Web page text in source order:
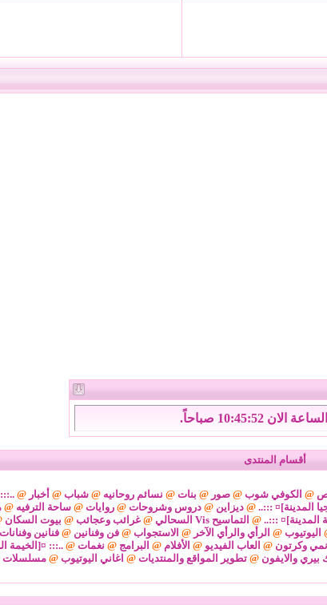
أقسام المنتدى
@ الكوفي شوب @صور @ بنات @ نسائم روحانيه @شباب @ أخبار @
المدينة]¤ :::.. @ ديزاين @ دروس وشروحات @ روايات @ ساحة الترفيه @
المدينة]¤ :::.. @ التماسيح Vis السحالي @غرائب وعجائب @ بيوت السكان
اليوتيوب @ الرأي والرأي الآخر @ الاستجواب @فن وفنانين @فنانين وفنانات
وكرتون @ العاب الفيديو @ الأفلام @ البرامج @ نغمات @..::: ¤[الخيمة
بيري والايفون @تطوير المواقع والمنتديات @ اغاني اليوتيوب @مسلسلات